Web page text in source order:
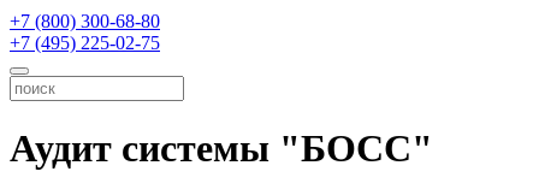
+7 (800) 300-68-80
+7 (495) 225-02-75
Аудит системы "БОСС"